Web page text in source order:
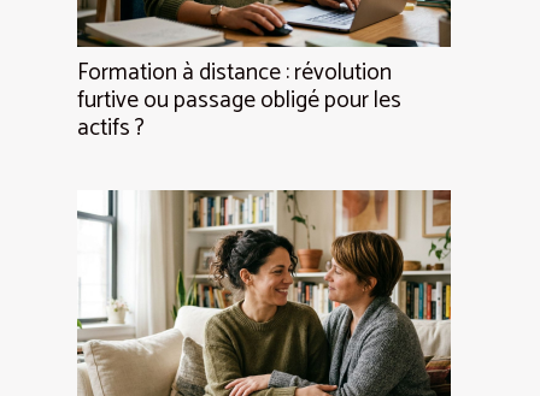
Formation à distance : révolution
furtive ou passage obligé pour les
actifs ?